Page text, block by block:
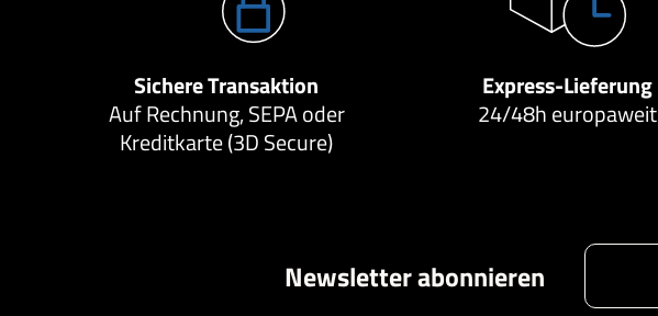
Sichere Transaktion
Auf Rechnung, SEPA oder
Kreditkarte (3D Secure)
Express-Lieferung
24/48h europaweit
Newsletter abonnieren